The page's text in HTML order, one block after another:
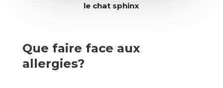
le chat sphinx
Que faire face aux
allergies?